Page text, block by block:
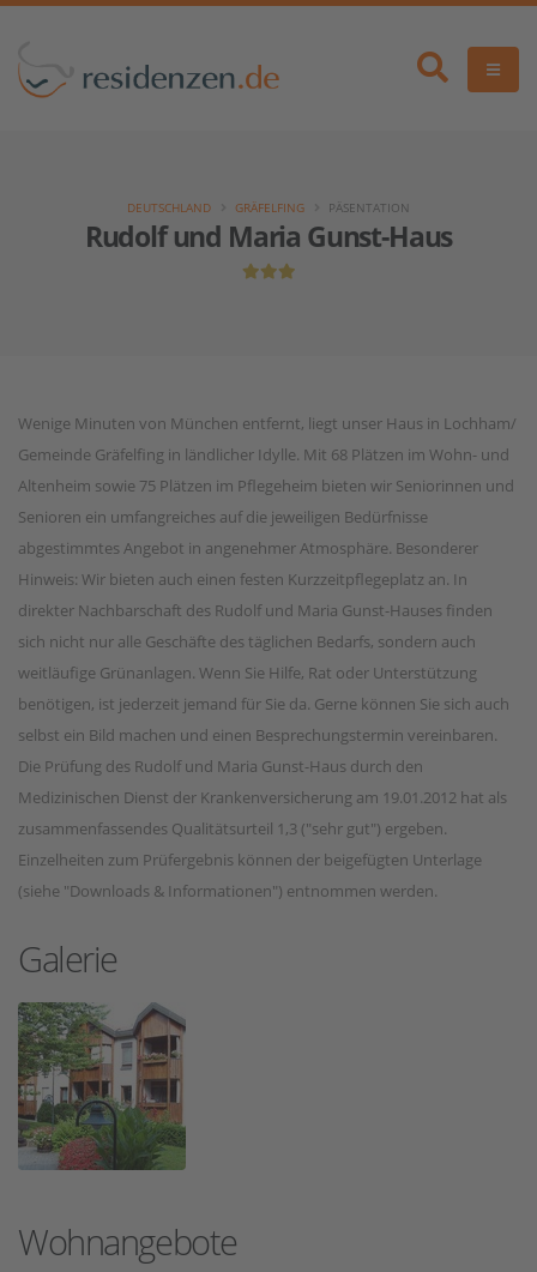
Rudolf und Maria Gunst-Haus
DEUTSCHLAND GRÄFELFING PÄSENTATION
Wenige Minuten von München entfernt, liegt unser Haus in Lochham/
Gemeinde Gräfelfing in ländlicher Idylle. Mit 68 Plätzen im Wohn- und
Altenheim sowie 75 Plätzen im Pflegeheim bieten wir Seniorinnen und
Senioren ein umfangreiches auf die jeweiligen Bedürfnisse
abgestimmtes Angebot in angenehmer Atmosphäre. Besonderer
Hinweis: Wir bieten auch einen festen Kurzzeitpflegeplatz an. In
direkter Nachbarschaft des Rudolf und Maria Gunst-Hauses finden
sich nicht nur alle Geschäfte des täglichen Bedarfs, sondern auch
weitläufige Grünanlagen. Wenn Sie Hilfe, Rat oder Unterstützung
benötigen, ist jederzeit jemand für Sie da. Gerne können Sie sich auch
selbst ein Bild machen und einen Besprechungstermin vereinbaren.
Die Prüfung des Rudolf und Maria Gunst-Haus durch den
Medizinischen Dienst der Krankenversicherung am 19.01.2012 hat als
zusammenfassendes Qualitätsurteil 1,3 ("sehr gut") ergeben.
Einzelheiten zum Prüfergebnis können der beigefügten Unterlage
(siehe "Downloads & Informationen") entnommen werden.
Galerie
Wohnangebote